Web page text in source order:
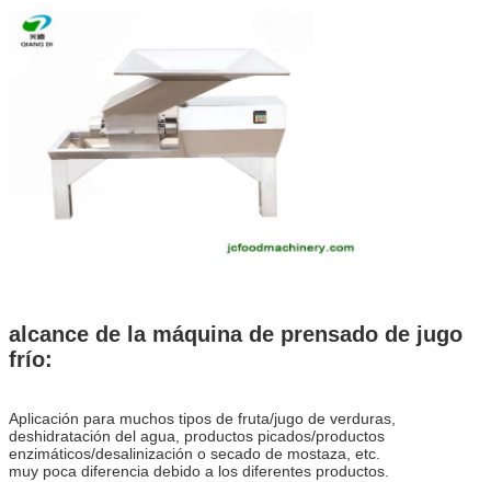
alcance de la máquina de prensado de jugo
frío:
Aplicación para muchos tipos de fruta/jugo de verduras,
deshidratación del agua, productos picados/productos
enzimáticos/desalinización o secado de mostaza, etc.
muy poca diferencia debido a los diferentes productos.